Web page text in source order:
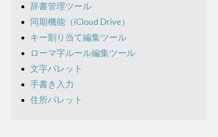
辞書管理ツール
同期機能（iCloud Drive）
キー割り当て編集ツール
ローマ字ルール編集ツール
文字パレット
手書き入力
住所パレット